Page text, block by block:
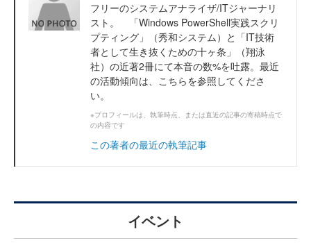
フリーのシステムアナライザ/ITジャーナリ
スト。 「Windows PowerShell実践スクリ
プティング」（秀和システム）と「IT技術
者として生き抜くための十ヶ条」（翔泳
社）の近著2冊にて本音の数%を吐露。最近
の活動傾向は、こちらを参照してくださ
い。
※プロフィールは、執筆時点、または直近の記事の寄稿時点で
の内容です
この著者の最近の執筆記事
イベント